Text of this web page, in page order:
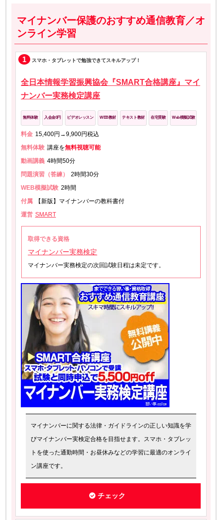
マイナンバー保護のおすすめ通信教育／オ
ンライン学習
1 スマホ・タブレットで勉強できてスキルアップ！
全日本情報学習振興協会『SMART合格講座』マイ
ナンバー実務検定講座
無料体験 入会金0円 ビデオレッスン WEB教材 テキスト教材 在宅受験 Web模擬試験
料金 15,400円→9,900円税込
無料体験 講座を無料視聴可能
動画講義 4時間50分
問題演習（答練）
2時間30分
WEB模擬試験 2時間
付属
【新版】マイナンバーの教科書付
運営 SMART
取得できる資格
マイナンバー実務検定
マイナンバー実務検定の次回試験日程は未定です。
マイナンバーに関する法律・ガイドラインの正しい知識を学
びマイナンバー実検定合格を目指せます。スマホ・タブレッ
トを使った通勤時間・お昼休みなどの学習に最適のオンライ
ン講座です。
チェック